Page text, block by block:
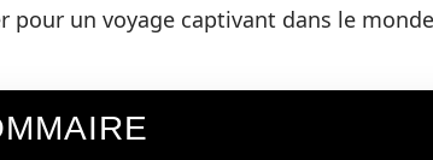
pour un voyage captivant dans le